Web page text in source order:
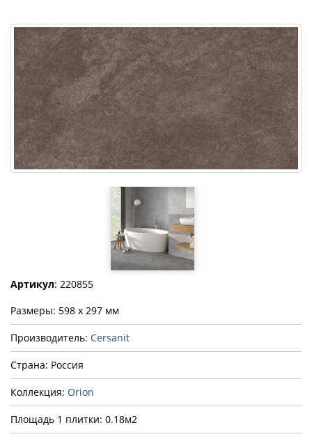
Артикул: 220855
Размеры: 598 x 297 мм
Производитель: Cersanit
Страна: Россия
Коллекция: Orion
Площадь 1 плитки: 0.18м2